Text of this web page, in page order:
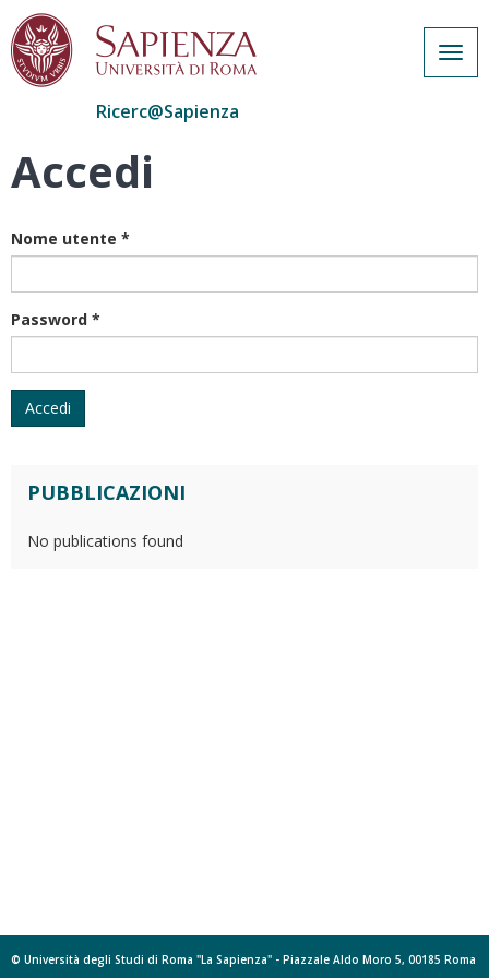
Salta
Ricerc@Sapienza
Accedi
Nome utente *
Password *
Accedi
PUBBLICAZIONI
No publications found
© Università degli Studi di Roma "La Sapienza" - Piazzale Aldo Moro 5, 00185 Roma